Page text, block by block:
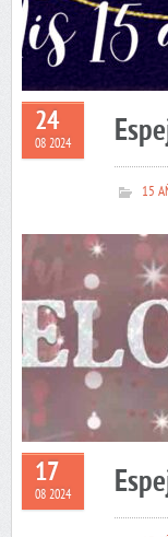
24
08 2024
15
17
08 2024